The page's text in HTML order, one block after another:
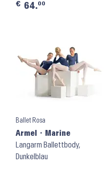
€ 64.00
Ballet Rosa
Armel ⬝ Marine
Langarm Ballettbody,
Dunkelblau